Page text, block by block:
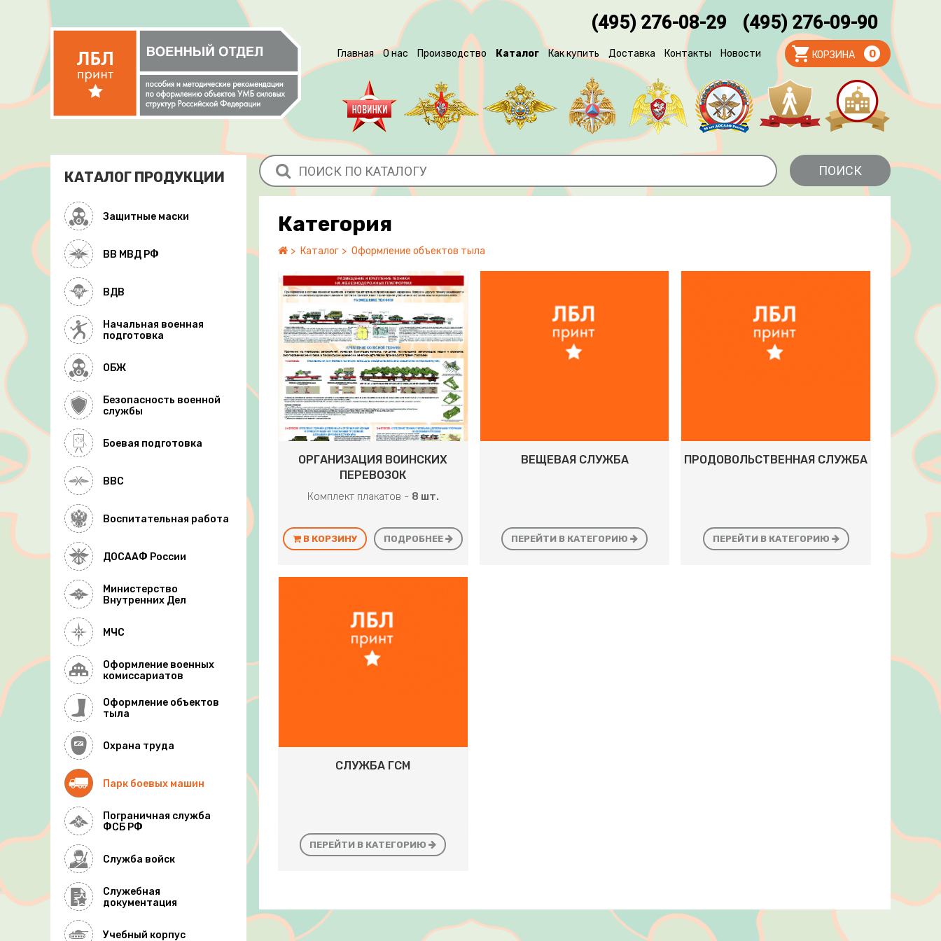
(495) 276-08-29 (495) 276-09-90
КОРЗИНА 0
Главная О нас Производство Каталог Как купить Доставка Контакты Новости
Категория
Каталог Оформление объектов тыла
ОРГАНИЗАЦИЯ ВОИНСКИХ
ПЕРЕВОЗОК
Комплект плакатов - 8 шт.
В КОРЗИНУ ПОДРОБНЕЕ
ВЕЩЕВАЯ СЛУЖБА
ПЕРЕЙТИ В КАТЕГОРИЮ
ПРОДОВОЛЬСТВЕННАЯ СЛУЖБА
ПЕРЕЙТИ В КАТЕГОРИЮ
СЛУЖБА ГСМ
ПЕРЕЙТИ В КАТЕГОРИЮ
КАТАЛОГ ПРОДУКЦИИ
Защитные маски
ВВ МВД РФ
ВДВ
Начальная военная
подготовка
ОБЖ
Безопасность военной
службы
Боевая подготовка
ВВС
Воспитательная работа
ДОСААФ России
Министерство
Внутренних Дел
МЧС
Оформление военных
комиссариатов
Оформление объектов
тыла
Охрана труда
Парк боевых машин
Пограничная служба
ФСБ РФ
Служба войск
Служебная
документация
Учебный корпус